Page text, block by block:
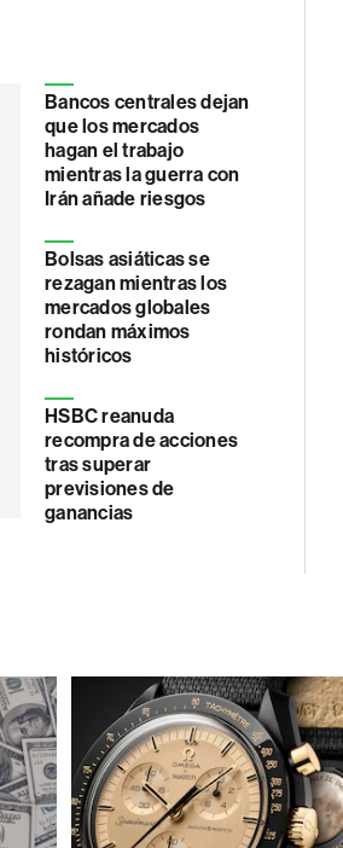
Bancos centrales dejan
que los mercados
hagan el trabajo
mientras la guerra con
Irán añade riesgos
Bolsas asiáticas se
rezagan mientras los
mercados globales
rondan máximos
históricos
HSBC reanuda
recompra de acciones
tras superar
previsiones de
ganancias